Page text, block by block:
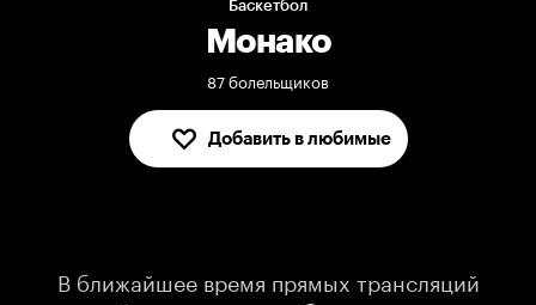
Баскетбол
Монако
87 болельщиков
Добавить в любимые
В любимых
В ближайшее время прямых трансляций